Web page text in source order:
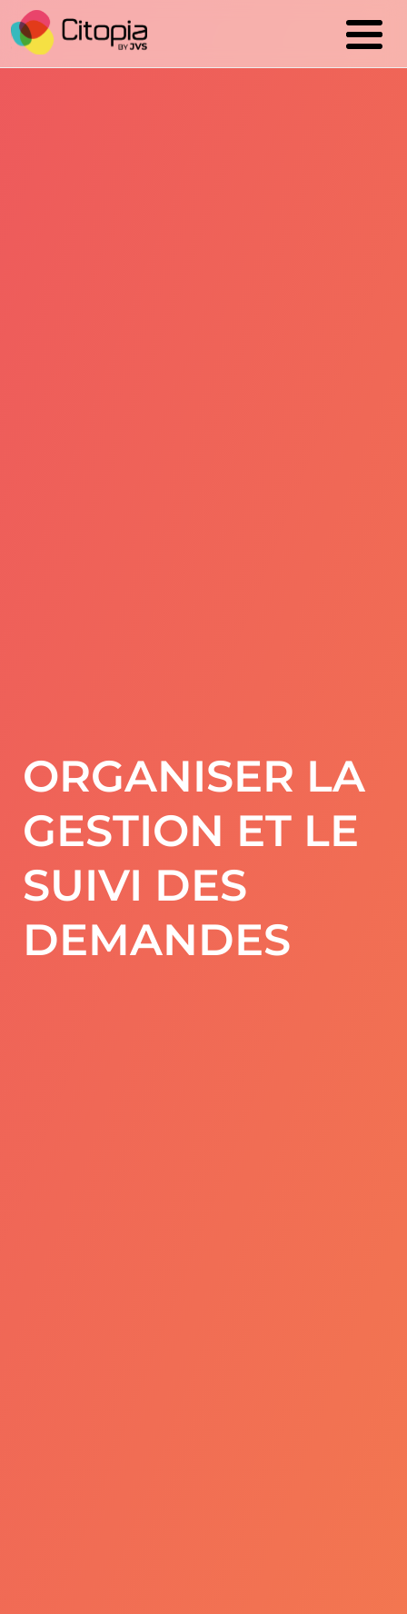
ORGANISER LA
GESTION ET LE
SUIVI DES
DEMANDES
Cookies management panel